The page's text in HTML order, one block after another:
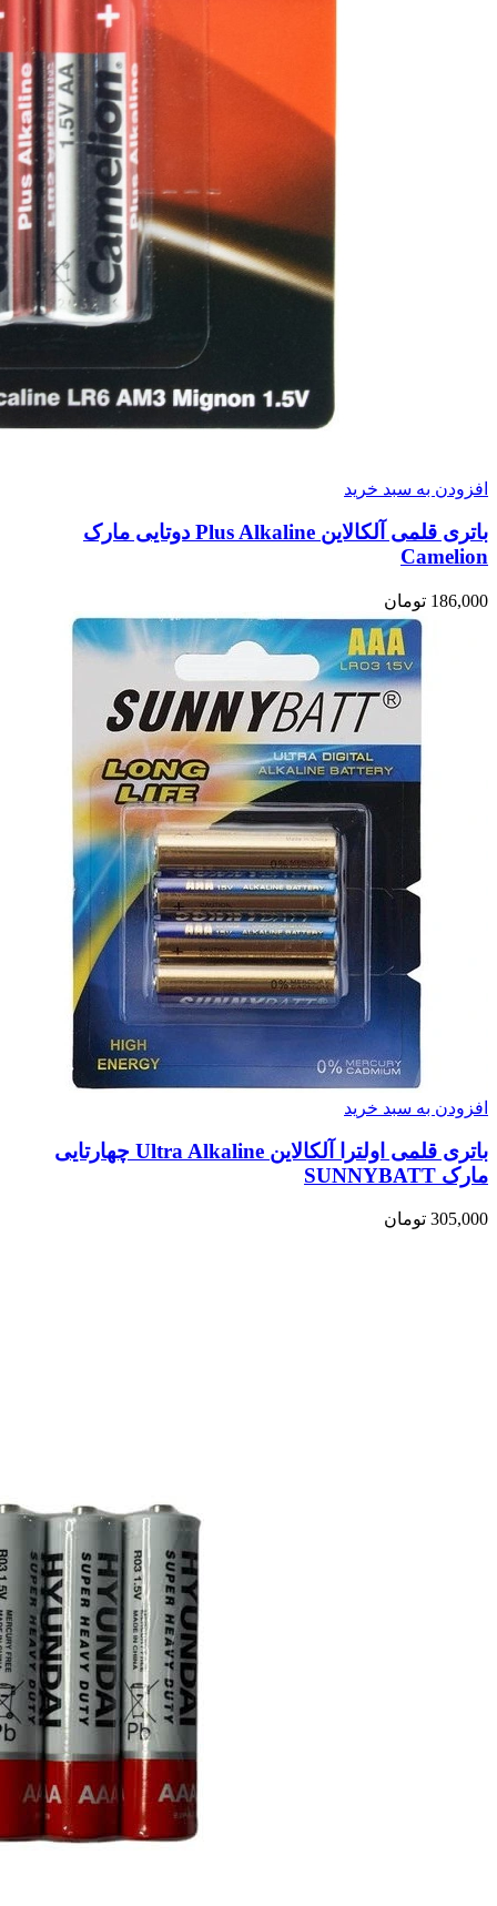
افزودن به سبد خرید
باتری قلمی آلکالاین Plus Alkaline دوتایی مارک
Camelion
186,000 تومان
افزودن به سبد خرید
باتری قلمی اولترا آلکالاین Ultra Alkaline چهارتایی
مارک SUNNYBATT
305,000 تومان